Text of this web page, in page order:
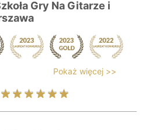
Gry Na Gitarze i
Pokaż więcej >>